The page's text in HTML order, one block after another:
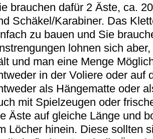
brauchen dafür 2 Äste, ca.
Schäkel/Karabiner. Das
zu bauen und Sie
lohnen sich
und man eine Menge
in der Voliere oder auf
als Hängematte oder
mit Spielzeugen oder
Äste auf gleiche Länge und
Löcher hinein. Diese sollten